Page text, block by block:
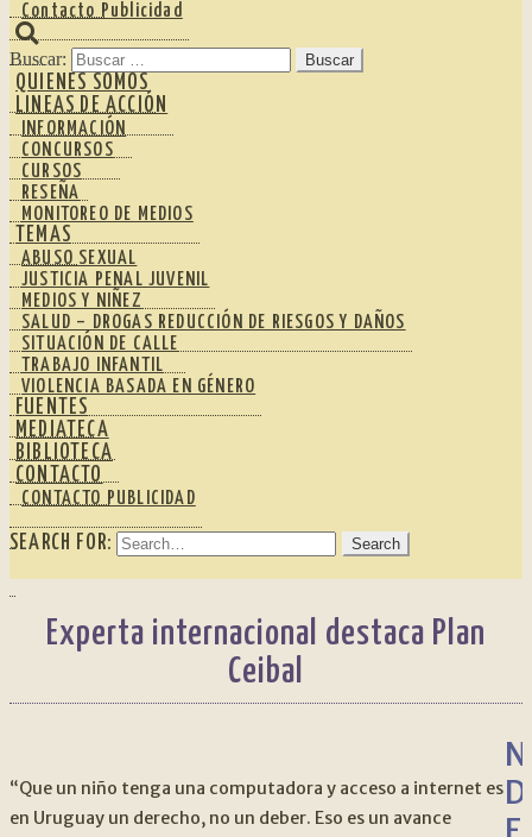
Contacto Publicidad
Buscar:
QUIENES SOMOS
LINEAS DE ACCIÓN
INFORMACIÓN
CONCURSOS
CURSOS
RESEÑA
MONITOREO DE MEDIOS
TEMAS
ABUSO SEXUAL
JUSTICIA PENAL JUVENIL
MEDIOS Y NIÑEZ
SALUD – DROGAS REDUCCIÓN DE RIESGOS Y DAÑOS
SITUACIÓN DE CALLE
TRABAJO INFANTIL
VIOLENCIA BASADA EN GÉNERO
FUENTES
MEDIATECA
BIBLIOTECA
CONTACTO
CONTACTO PUBLICIDAD
SEARCH FOR:
Experta internacional destaca Plan
Ceibal
“Que un niño tenga una computadora y acceso a internet es
en Uruguay un derecho, no un deber. Eso es un avance